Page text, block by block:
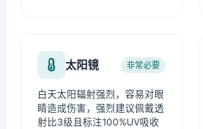
太阳镜 非常必要
白天太阳辐射强烈，容易对眼
睛造成伤害，强烈建议佩戴透
射比3级且标注100%UV吸收